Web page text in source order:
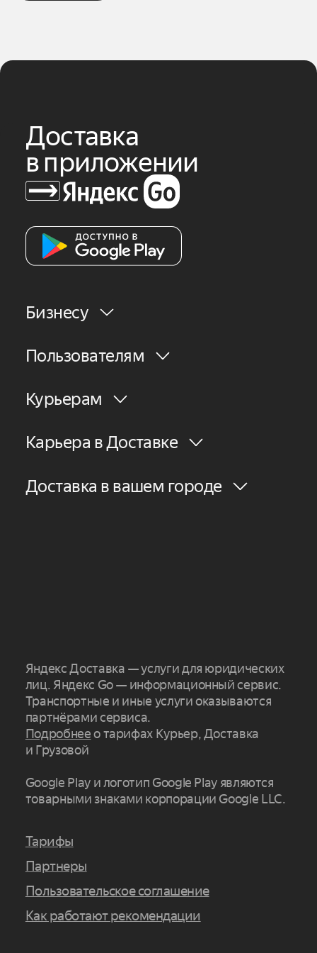
Доставка
в приложении
Бизнесу
Пользователям
Курьерам
Карьера в Доставке
Доставка в вашем городе
Яндекс Доставка — услуги для юридических
лиц. Яндекс Go — информационный сервис.
Транспортные и иные услуги оказываются
партнёрами сервиса.
Подробнеео тарифах Курьер, Доставка
и Грузовой
Google Play и логотип Google Play являются
товарными знаками корпорации Google LLC.
Тарифы
Партнеры
Пользовательское соглашение
Как работают рекомендации